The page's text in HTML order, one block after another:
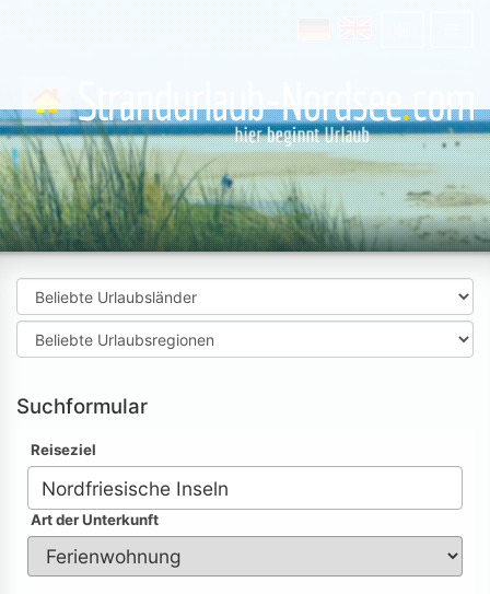
Suchformular
Reiseziel
Art der Unterkunft